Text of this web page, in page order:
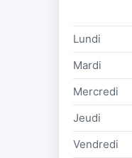
Lundi
Mardi
Mercredi
Jeudi
Vendredi